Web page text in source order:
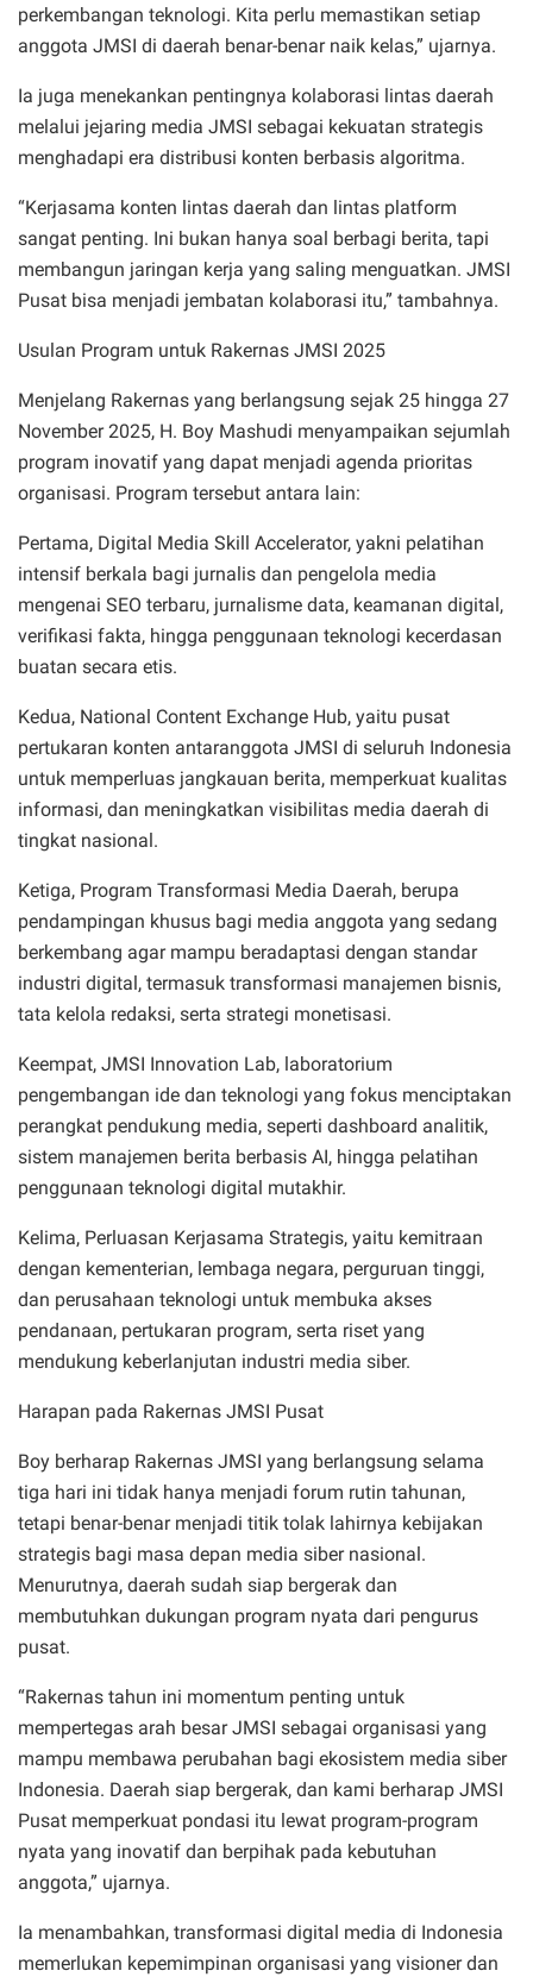
perkembangan teknologi. Kita perlu memastikan setiap
anggota JMSI di daerah benar-benar naik kelas,” ujarnya.
Ia juga menekankan pentingnya kolaborasi lintas daerah
melalui jejaring media JMSI sebagai kekuatan strategis
menghadapi era distribusi konten berbasis algoritma.
“Kerjasama konten lintas daerah dan lintas platform
sangat penting. Ini bukan hanya soal berbagi berita, tapi
membangun jaringan kerja yang saling menguatkan. JMSI
Pusat bisa menjadi jembatan kolaborasi itu,” tambahnya.
Usulan Program untuk Rakernas JMSI 2025
Menjelang Rakernas yang berlangsung sejak 25 hingga 27
November 2025, H. Boy Mashudi menyampaikan sejumlah
program inovatif yang dapat menjadi agenda prioritas
organisasi. Program tersebut antara lain:
Pertama, Digital Media Skill Accelerator, yakni pelatihan
intensif berkala bagi jurnalis dan pengelola media
mengenai SEO terbaru, jurnalisme data, keamanan digital,
verifikasi fakta, hingga penggunaan teknologi kecerdasan
buatan secara etis.
Kedua, National Content Exchange Hub, yaitu pusat
pertukaran konten antaranggota JMSI di seluruh Indonesia
untuk memperluas jangkauan berita, memperkuat kualitas
informasi, dan meningkatkan visibilitas media daerah di
tingkat nasional.
Ketiga, Program Transformasi Media Daerah, berupa
pendampingan khusus bagi media anggota yang sedang
berkembang agar mampu beradaptasi dengan standar
industri digital, termasuk transformasi manajemen bisnis,
tata kelola redaksi, serta strategi monetisasi.
Keempat, JMSI Innovation Lab, laboratorium
pengembangan ide dan teknologi yang fokus menciptakan
perangkat pendukung media, seperti dashboard analitik,
sistem manajemen berita berbasis AI, hingga pelatihan
penggunaan teknologi digital mutakhir.
Kelima, Perluasan Kerjasama Strategis, yaitu kemitraan
dengan kementerian, lembaga negara, perguruan tinggi,
dan perusahaan teknologi untuk membuka akses
pendanaan, pertukaran program, serta riset yang
mendukung keberlanjutan industri media siber.
Harapan pada Rakernas JMSI Pusat
Boy berharap Rakernas JMSI yang berlangsung selama
tiga hari ini tidak hanya menjadi forum rutin tahunan,
tetapi benar-benar menjadi titik tolak lahirnya kebijakan
strategis bagi masa depan media siber nasional.
Menurutnya, daerah sudah siap bergerak dan
membutuhkan dukungan program nyata dari pengurus
pusat.
“Rakernas tahun ini momentum penting untuk
mempertegas arah besar JMSI sebagai organisasi yang
mampu membawa perubahan bagi ekosistem media siber
Indonesia. Daerah siap bergerak, dan kami berharap JMSI
Pusat memperkuat pondasi itu lewat program-program
nyata yang inovatif dan berpihak pada kebutuhan
anggota,” ujarnya.
Ia menambahkan, transformasi digital media di Indonesia
memerlukan kepemimpinan organisasi yang visioner dan